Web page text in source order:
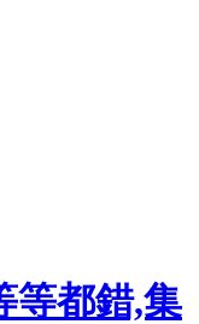
等都錯,集